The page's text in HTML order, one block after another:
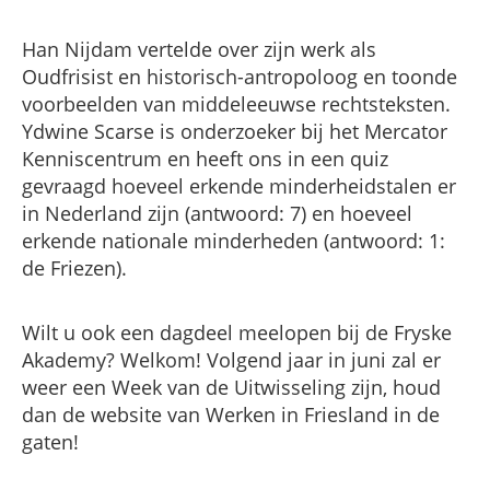
Han Nijdam vertelde over zijn werk als
Oudfrisist en historisch-antropoloog en toonde
voorbeelden van middeleeuwse rechtsteksten.
Ydwine Scarse is onderzoeker bij het Mercator
Kenniscentrum en heeft ons in een quiz
gevraagd hoeveel erkende minderheidstalen er
in Nederland zijn (antwoord: 7) en hoeveel
erkende nationale minderheden (antwoord: 1:
de Friezen).
Wilt u ook een dagdeel meelopen bij de Fryske
Akademy? Welkom! Volgend jaar in juni zal er
weer een Week van de Uitwisseling zijn, houd
dan de website van Werken in Friesland in de
gaten!